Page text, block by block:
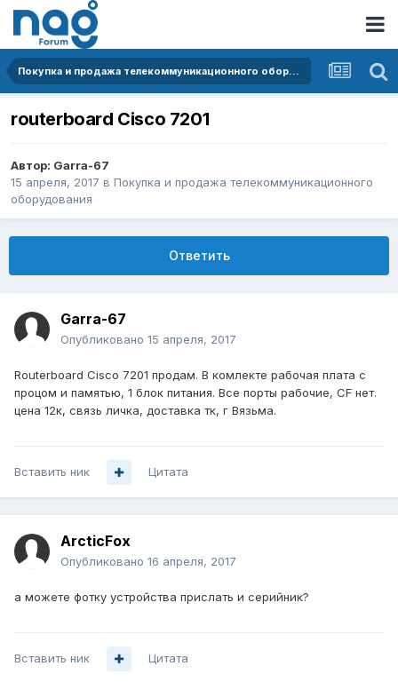
Покупка и продажа телекоммуникационного оборудования
routerboard Cisco 7201
Автор: Garra-67
15 апреля, 2017 в Покупка и продажа телекоммуникационного
оборудования
Ответить
Garra-67
Опубликовано 15 апреля, 2017
Routerboard Cisco 7201 продам. В комлекте рабочая плата с
процом и памятью, 1 блок питания. Все порты рабочие, CF нет.
цена 12к, связь личка, доставка тк, г Вязьма.
Вставить ник Цитата
ArcticFox
Опубликовано 16 апреля, 2017
а можете фотку устройства прислать и серийник?
Вставить ник Цитата